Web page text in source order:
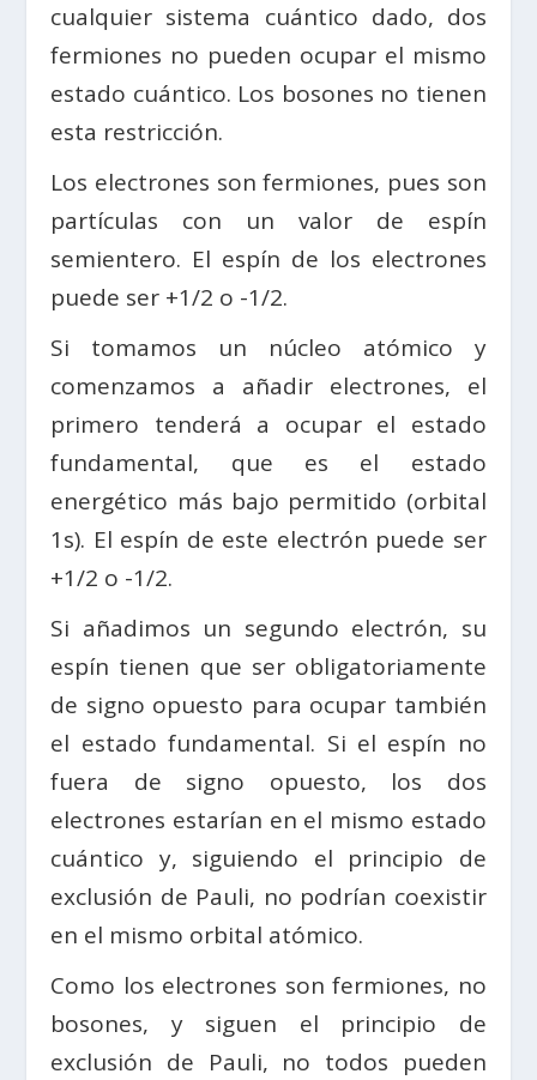
cualquier sistema cuántico dado, dos
fermiones no pueden ocupar el mismo
estado cuántico. Los bosones no tienen
esta restricción.
Los electrones son fermiones, pues son
partículas con un valor de espín
semientero. El espín de los electrones
puede ser +1/2 o -1/2.
Si tomamos un núcleo atómico y
comenzamos a añadir electrones, el
primero tenderá a ocupar el estado
fundamental, que es el estado
energético más bajo permitido (orbital
1s). El espín de este electrón puede ser
+1/2 o -1/2.
Si añadimos un segundo electrón, su
espín tienen que ser obligatoriamente
de signo opuesto para ocupar también
el estado fundamental. Si el espín no
fuera de signo opuesto, los dos
electrones estarían en el mismo estado
cuántico y, siguiendo el principio de
exclusión de Pauli, no podrían coexistir
en el mismo orbital atómico.
Como los electrones son fermiones, no
bosones, y siguen el principio de
exclusión de Pauli, no todos pueden